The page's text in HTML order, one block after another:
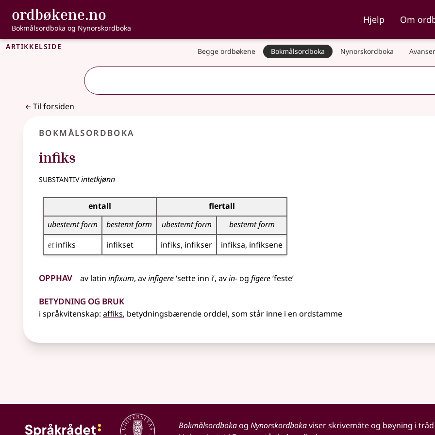
Gå til hovedinnhold
Tilgjengelighet
ordbøkene.no , Bokmålsordboka og Nynorskordboka
Bokmålsordboka og Nynorskordboka
Hjelp Om
Artikkelside Begge ordbøkene Bokmålsordboka Nynorskordboka
Til forsiden
Bokmålsordboka
infiks
substantivintetkjønn
Bøyingstabell for dette substantivet
entall
flertall
ubestemt form
bestemt form ubestemt form
bestemt form
etinfiks infikset infiks infikser infiksa infiksene
Opphav av latin infixum, avinfigere‘sette inn i’, avin-og figere‘feste’
Betydning og bruk
i språkvitenskap: affiks, betydningsbærende orddel, som står inne i en ordstamme
Bokmålsordbokaog Nynorskordbokaviser skrivemåte og bøyning i